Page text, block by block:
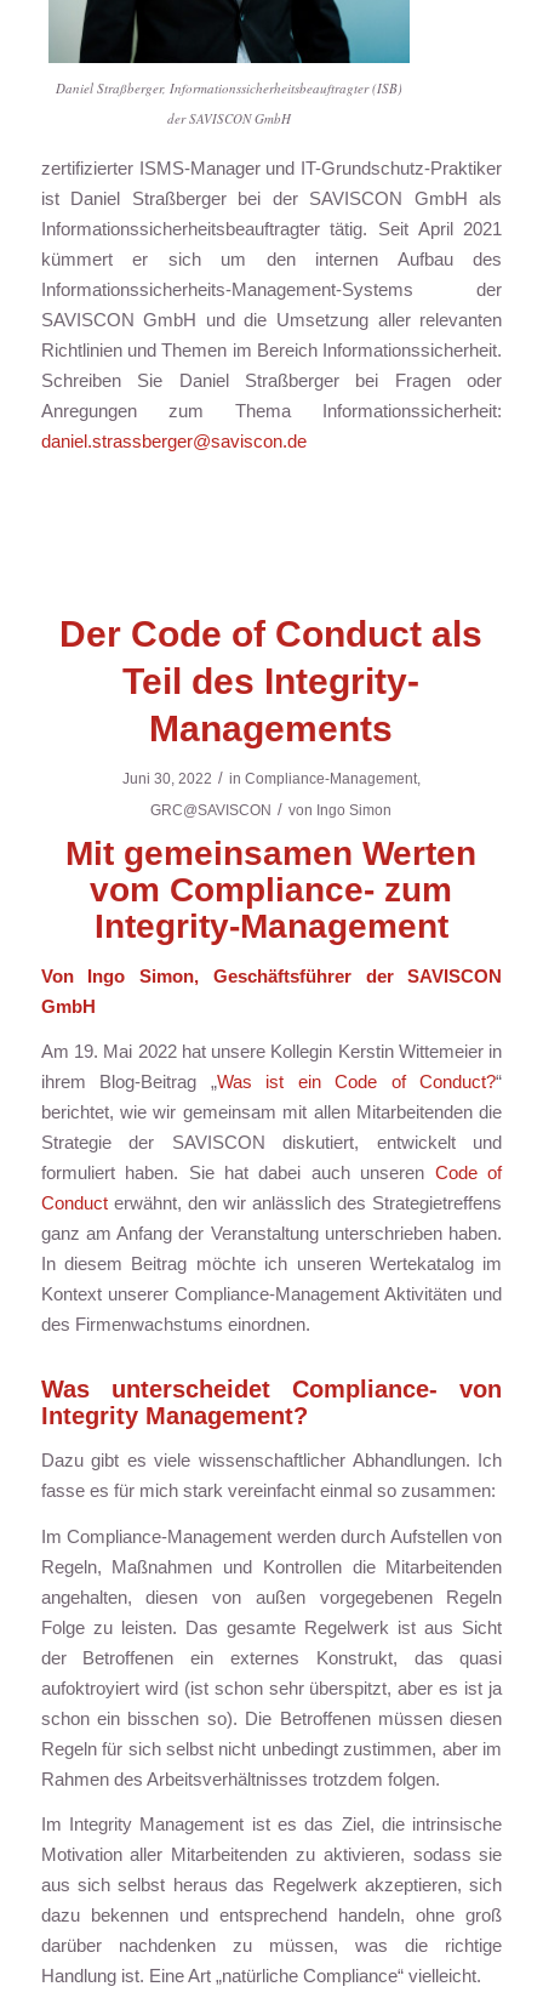
Daniel Straßberger, Informationssicherheitsbeauftragter (ISB)
der SAVISCON GmbH
zertifizierter ISMS-Manager und IT-Grundschutz-Praktiker
ist Daniel Straßberger bei der SAVISCON GmbH als
Informationssicherheitsbeauftragter tätig. Seit April 2021
kümmert er sich um den internen Aufbau des
Informationssicherheits-Management-Systems der
SAVISCON GmbH und die Umsetzung aller relevanten
Richtlinien und Themen im Bereich Informationssicherheit.
Schreiben Sie Daniel Straßberger bei Fragen oder
Anregungen zum Thema Informationssicherheit:
daniel.strassberger@saviscon.de
Der Code of Conduct als
Teil des Integrity-
Managements
Juni 30, 2022 / in Compliance-Management,
GRC@SAVISCON / von Ingo Simon
Mit gemeinsamen Werten
vom Compliance- zum
Integrity-Management
Von Ingo Simon, Geschäftsführer der SAVISCON
GmbH
Am 19. Mai 2022 hat unsere Kollegin Kerstin Wittemeier in
ihrem Blog-Beitrag „Was ist ein Code of Conduct?“
berichtet, wie wir gemeinsam mit allen Mitarbeitenden die
Strategie der SAVISCON diskutiert, entwickelt und
formuliert haben. Sie hat dabei auch unseren Code of
Conducterwähnt, den wir anlässlich des Strategietreffens
ganz am Anfang der Veranstaltung unterschrieben haben.
In diesem Beitrag möchte ich unseren Wertekatalog im
Kontext unserer Compliance-Management Aktivitäten und
des Firmenwachstums einordnen.
Was unterscheidet Compliance- von
Integrity Management?
Dazu gibt es viele wissenschaftlicher Abhandlungen. Ich
fasse es für mich stark vereinfacht einmal so zusammen:
Im Compliance-Management werden durch Aufstellen von
Regeln, Maßnahmen und Kontrollen die Mitarbeitenden
angehalten, diesen von außen vorgegebenen Regeln
Folge zu leisten. Das gesamte Regelwerk ist aus Sicht
der Betroffenen ein externes Konstrukt, das quasi
aufoktroyiert wird (ist schon sehr überspitzt, aber es ist ja
schon ein bisschen so). Die Betroffenen müssen diesen
Regeln für sich selbst nicht unbedingt zustimmen, aber im
Rahmen des Arbeitsverhältnisses trotzdem folgen.
Im Integrity Management ist es das Ziel, die intrinsische
Motivation aller Mitarbeitenden zu aktivieren, sodass sie
aus sich selbst heraus das Regelwerk akzeptieren, sich
dazu bekennen und entsprechend handeln, ohne groß
darüber nachdenken zu müssen, was die richtige
Handlung ist. Eine Art „natürliche Compliance“ vielleicht.